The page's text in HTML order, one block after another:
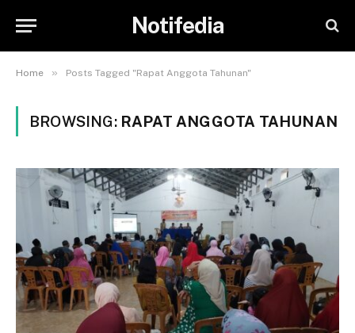
Notifedia
Home » Posts Tagged "Rapat Anggota Tahunan"
BROWSING: RAPAT ANGGOTA TAHUNAN